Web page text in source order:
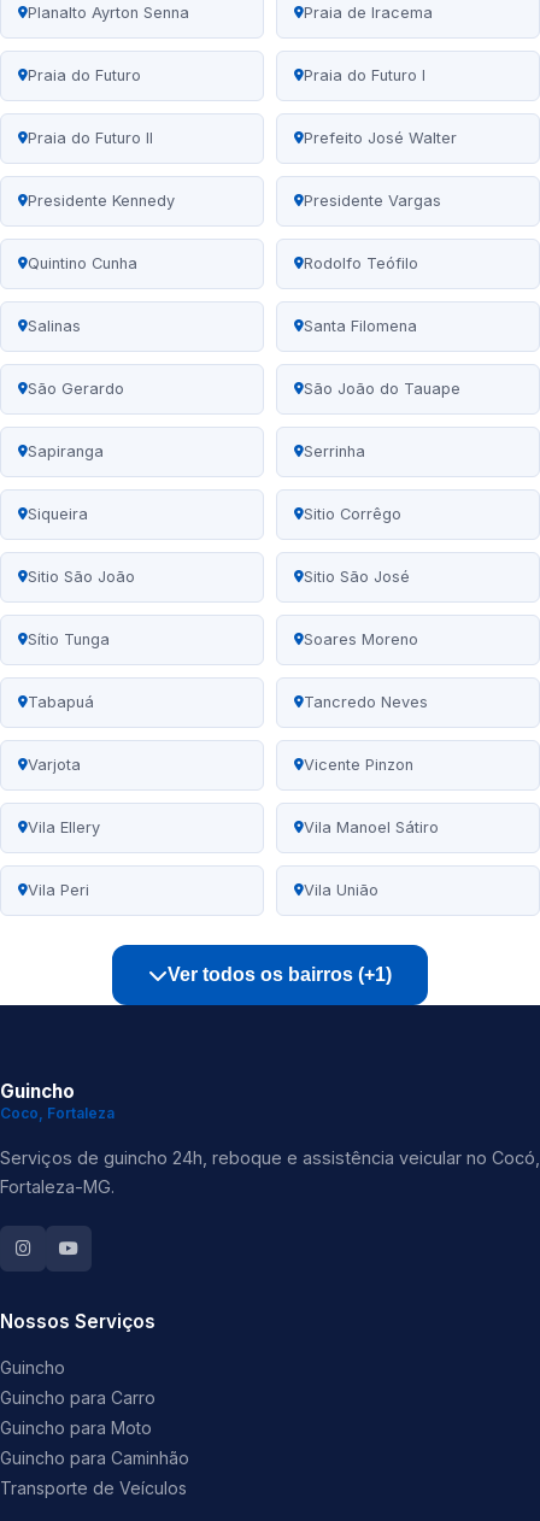
Planalto Ayrton Senna Praia de Iracema
Praia do Futuro Praia do Futuro I
Praia do Futuro II Prefeito José Walter
Presidente Kennedy Presidente Vargas
Quintino Cunha Rodolfo Teófilo
Salinas Santa Filomena
São Gerardo São João do Tauape
Sapiranga Serrinha
Siqueira Sitio Corrêgo
Sitio São João Sitio São José
Sítio Tunga Soares Moreno
Tabapuá Tancredo Neves
Varjota Vicente Pinzon
Vila Ellery Vila Manoel Sátiro
Vila Peri Vila União
Ver todos os bairros (+1)
Guincho
Coco, Fortaleza
Serviços de guincho 24h, reboque e assistência veicular no Cocó,
Fortaleza-MG.
Nossos Serviços
Guincho
Guincho para Carro
Guincho para Moto
Guincho para Caminhão
Transporte de Veículos